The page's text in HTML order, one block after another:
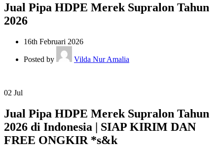
Jual Pipa HDPE Merek Supralon Tahun
2026
16th Februari 2026
Posted by Vilda Nur Amalia
02 Jul
Jual Pipa HDPE Merek Supralon Tahun
2026 di Indonesia | SIAP KIRIM DAN
FREE ONGKIR *s&k